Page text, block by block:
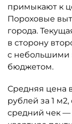
примыкают к
Пороховые
города.
в сторону
с небольшими
бюджетом.
Средняя цена
рублей за 1
средний чек —